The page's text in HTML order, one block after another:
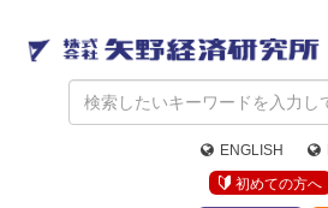
矢
野
経
済
研
究
所
ENGLISH
初めての方へ